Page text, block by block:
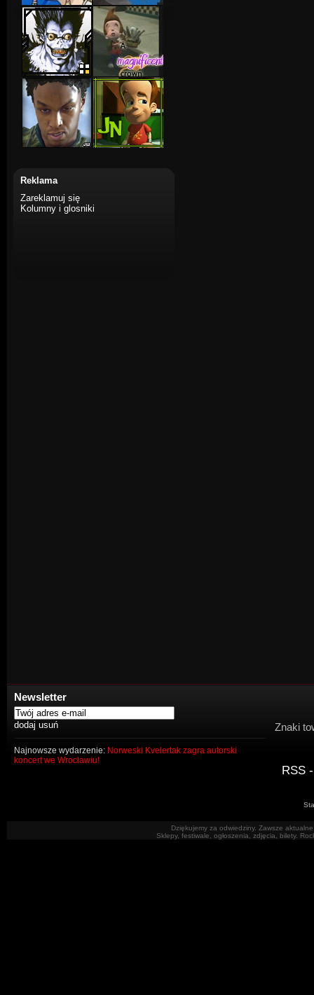
Reklama
Zareklamuj się
Kolumny i glosniki
Newsletter
Najnowsze wydarzenie: Norweski Kvelertak zagra autorski
koncert we Wrocławiu!
Znaki
RSS
Dziękujemy za odwiedziny. Zawsze
Sklepy, festiwale, ogłoszenia, zdjęcia, bilety.